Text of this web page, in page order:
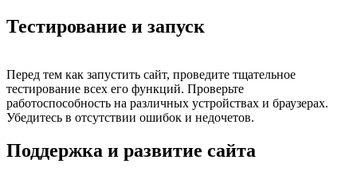
Тестирование и запуск
Перед тем как запустить сайт, проведите тщательное
тестирование всех его функций. Проверьте
работоспособность на различных устройствах и браузерах.
Убедитесь в отсутствии ошибок и недочетов.
Поддержка и развитие сайта